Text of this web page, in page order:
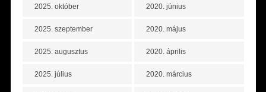
2025. október
2025. szeptember
2025. augusztus
2025. július
2020. június
2020. május
2020. április
2020. március